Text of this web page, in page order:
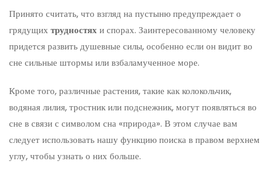
Принято считать, что взгляд на пустыню предупреждает о
грядущих трудностяхи спорах. Заинтересованному человеку
придется развить душевные силы, особенно если он видит во
сне сильные штормы или взбаламученное море.
Кроме того, различные растения, такие как колокольчик,
водяная лилия, тростник или подснежник, могут появляться во
сне в связи с символом сна «природа». В этом случае вам
следует использовать нашу функцию поиска в правом верхнем
углу, чтобы узнать о них больше.